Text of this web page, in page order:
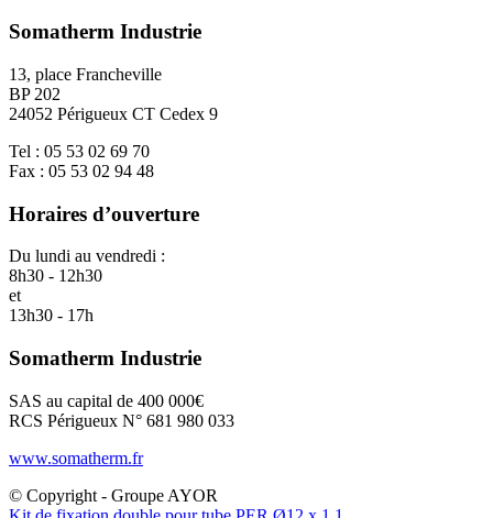
Somatherm Industrie
13, place Francheville
BP 202
24052 Périgueux CT Cedex 9
Tel : 05 53 02 69 70
Fax : 05 53 02 94 48
Horaires d’ouverture
Du lundi au vendredi :
8h30 - 12h30
et
13h30 - 17h
Somatherm Industrie
SAS au capital de 400 000€
RCS Périgueux N° 681 980 033
www.somatherm.fr
© Copyright - Groupe AYOR